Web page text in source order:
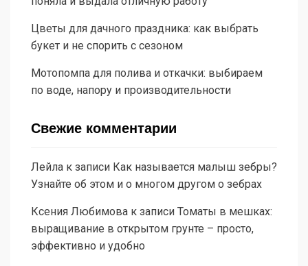
Цветы для дачного праздника: как выбрать
букет и не спорить с сезоном
Мотопомпа для полива и откачки: выбираем
по воде, напору и производительности
Свежие комментарии
Лейла к записи Как называется малыш зебры?
Узнайте об этом и о многом другом о зебрах
Ксения Любимова к записи Томаты в мешках:
выращивание в открытом грунте – просто,
эффективно и удобно